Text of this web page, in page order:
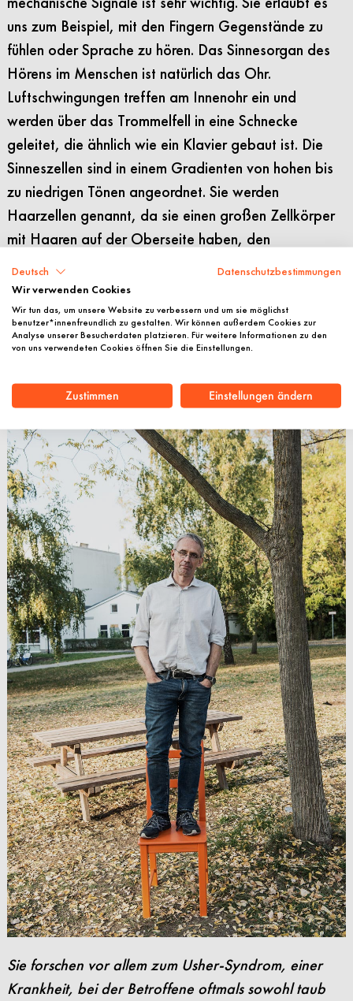
uns zum Beispiel, mit den Fingern Gegenstände zu
fühlen oder Sprache zu hören. Das Sinnesorgan des
Hörens im Menschen ist natürlich das Ohr.
Luftschwingungen treffen am Innenohr ein und
werden über das Trommelfell in eine Schnecke
geleitet, die ähnlich wie ein Klavier gebaut ist. Die
Sinneszellen sind in einem Gradienten von hohen bis
zu niedrigen Tönen angeordnet. Sie werden
Haarzellen genannt, da sie einen großen Zellkörper
mit Haaren auf der Oberseite haben, den
werden die Stereozilien durch die Vibration gebogen,
wodurch wiederum auf den Stereozilien Ionenkanäle
geöffnet werden. Nervenbahnen leiten die
Informationen dann an das Gehirn weiter. Wir wollten
daher herausfinden, wie dieser Mechanismus mit der
Taubheit zusammenhängt.
Sie forschen vor allem zum Usher-Syndrom, einer
Krankheit, bei der Betroffene oftmals sowohl taub
Deutsch Datenschutzbestimmungen
Wir verwenden Cookies
Wir tun das, um unsere Website zu verbessern und um sie möglichst
benutzer*innenfreundlich zu gestalten. Wir können außerdem Cookies zur
Analyse unserer Besucherdaten platzieren. Für weitere Informationen zu den
von uns verwendeten Cookies öffnen Sie die Einstellungen.
Zustimmen Einstellungen ändern